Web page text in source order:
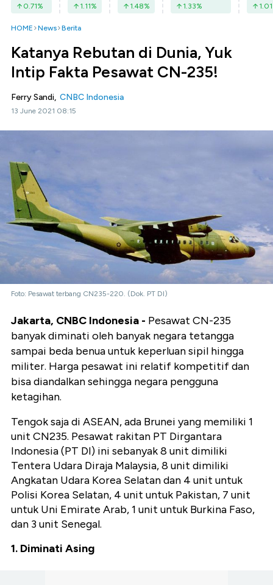
0.71% 1.11% 1.48% 1.33% 1.01
HOME News Berita
Katanya Rebutan di Dunia, Yuk
Intip Fakta Pesawat CN-235!
Ferry Sandi, CNBC Indonesia
13 June 2021 08:15
Foto: Pesawat terbang CN235-220. (Dok. PT DI)
Jakarta, CNBC Indonesia - Pesawat CN-235
banyak diminati oleh banyak negara tetangga
sampai beda benua untuk keperluan sipil hingga
militer. Harga pesawat ini relatif kompetitif dan
bisa diandalkan sehingga negara pengguna
ketagihan.
Tengok saja di ASEAN, ada Brunei yang memiliki 1
unit CN235. Pesawat rakitan PT Dirgantara
Indonesia (PT DI) ini sebanyak 8 unit dimiliki
Tentera Udara Diraja Malaysia, 8 unit dimiliki
Angkatan Udara Korea Selatan dan 4 unit untuk
Polisi Korea Selatan, 4 unit untuk Pakistan, 7 unit
untuk Uni Emirate Arab, 1 unit untuk Burkina Faso,
dan 3 unit Senegal.
1. Diminati Asing